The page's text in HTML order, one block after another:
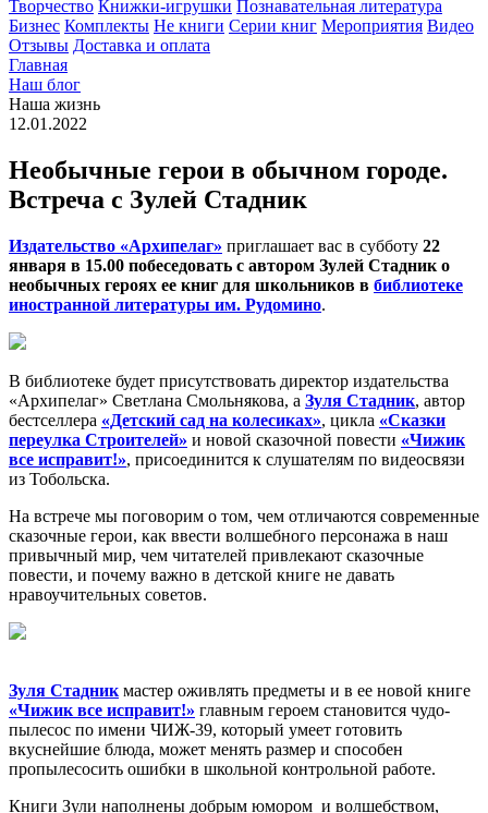
Творчество Книжки-игрушки Познавательная литература
Бизнес Комплекты Не книги Серии книг Мероприятия Видео
Отзывы Доставка и оплата
Главная
Наш блог
Наша жизнь
12.01.2022
Необычные герои в обычном городе.
Встреча с Зулей Стадник
Издательство «Архипелаг» приглашает вас в субботу 22
января в 15.00 побеседовать с автором Зулей Стадник о
необычных героях ее книг для школьников в библиотеке
иностранной литературы им. Рудомино.
В библиотеке будет присутствовать директор издательства
«Архипелаг» Светлана Смольнякова, а Зуля Стадник, автор
бестселлера «Детский сад на колесиках», цикла «Сказки
переулка Строителей» и новой сказочной повести «Чижик
все исправит!», присоединится к слушателям по видеосвязи
из Тобольска.
На встрече мы поговорим о том, чем отличаются современные
сказочные герои, как ввести волшебного персонажа в наш
привычный мир, чем читателей привлекают сказочные
повести, и почему важно в детской книге не давать
нравоучительных советов.
Зуля Стадник мастер оживлять предметы и в ее новой книге
«Чижик все исправит!» главным героем становится чудо-
пылесос по имени ЧИЖ-39, который умеет готовить
вкуснейшие блюда, может менять размер и способен
пропылесосить ошибки в школьной контрольной работе.
Книги Зули наполнены добрым юмором и волшебством,